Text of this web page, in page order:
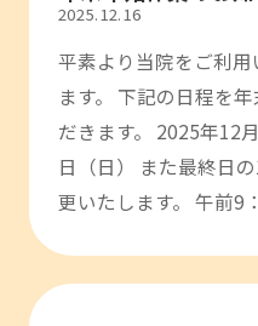
2025.12.16
平素より当院をご利
ます。 下記の日程を
だきます。 2025年12
日（日） また最終日
更いたします。 午前9